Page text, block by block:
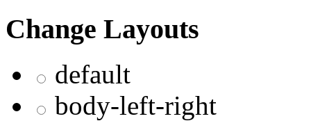
Change Layouts
default
body-left-right